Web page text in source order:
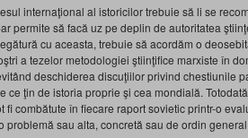
internaţional al istoricilor trebuie să li se
permite să facă uz pe deplin de autoritatea
cu aceasta, trebuie să acordăm o
a tezelor metodologiei ştiinţifice marxiste în
deschiderea discuţiilor privind chestiunile
ce ţin de istoria proprie şi cea mondială.
fi combătute în fiecare raport sovietic printr-o
problemă sau alta, concretă sau de ordin